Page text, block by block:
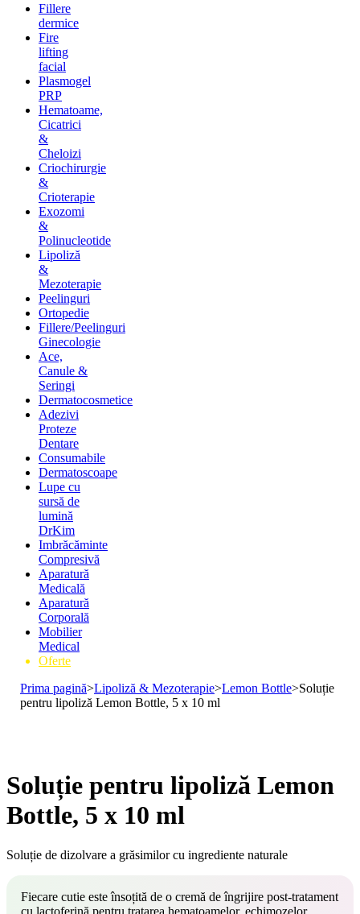
Fillere
dermice
Fire
lifting
facial
Plasmogel
PRP
Hematoame,
Cicatrici
&
Cheloizi
Criochirurgie
&
Crioterapie
Exozomi
&
Polinucleotide
Lipoliză
&
Mezoterapie
Peelinguri
Ortopedie
Fillere/Peelinguri
Ginecologie
Ace,
Canule &
Seringi
Dermatocosmetice
Adezivi
Proteze
Dentare
Consumabile
Dermatoscoape
Lupe cu
sursă de
lumină
DrKim
Imbrăcăminte
Compresivă
Aparatură
Medicală
Aparatură
Corporală
Mobilier
Medical
Oferte
Prima pagină>Lipoliză & Mezoterapie>Lemon Bottle>Soluție
pentru lipoliză Lemon Bottle, 5 x 10 ml
Soluție pentru lipoliză Lemon
Bottle, 5 x 10 ml
Soluție de dizolvare a grăsimilor cu ingrediente naturale
Fiecare cutie este însoțită de o cremă de îngrijire post-tratament
cu lactoferină pentru tratarea hematoamelor, echimozelor,